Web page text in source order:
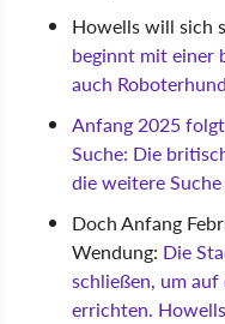
Howells will sich
beginnt mit einer
auch
Anfang 2025
Suche: Die
die weitere
Doch Anfang
Wendung: Die
schließen, um auf
errichten.